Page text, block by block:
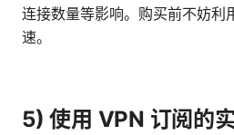
连接数量等影响。购买前不妨利
速。
5) 使用 VPN 订阅的